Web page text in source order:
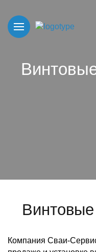
Компания Сваи-